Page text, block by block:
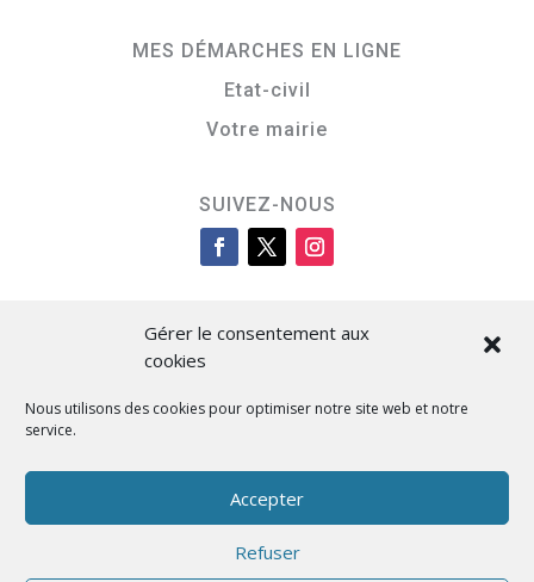
Gérer le consentement aux
cookies
Nous utilisons des cookies pour optimiser notre site web et notre
service.
Accepter
Refuser
MES DÉMARCHES EN LIGNE
Etat-civil
Votre mairie
SUIVEZ-NOUS
Cità di L’Isula